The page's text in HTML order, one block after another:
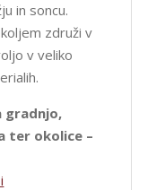
in soncu.
združi v
v veliko
gradnjo,
ter okolice –